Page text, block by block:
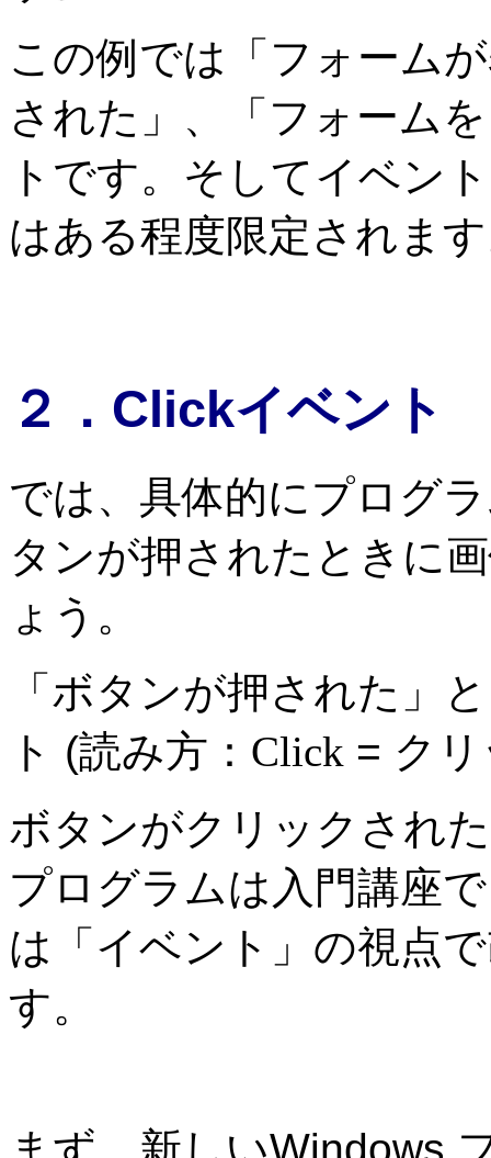
この例では「フォーム
された」、「フォーム
トです。そしてイベン
はある程度限定されま
２．Clickイベント
では、具体的にプログ
タンが押されたときに
ょう。
「ボタンが押された」
ト (読み方： Click = ク
ボタンがクリックされ
プログラムは入門講座
は「イベント」の視点
す。